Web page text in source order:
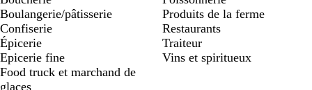
Boulangerie/pâtisserie
Confiserie
Épicerie
Epicerie fine
Food truck et marchand de
glaces
Produits de la ferme
Restaurants
Traiteur
Vins et spiritueux